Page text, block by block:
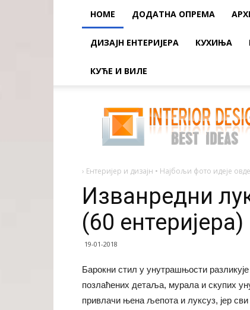
HOME ДОДАТНА ОПРЕМА
ДИЗАЈН ЕНТЕРИЈЕРА КУХИЊА
КУЋЕ И ВИЛЕ
луксуз
барокног
стила
(60
ентеријера)
› Ентеријер и дизајн • Најбољи фото идеје
Изванредни
(60 ентеријера)
19-01-2018
Барокни стил у унутрашњости
позлаћених детаља, мурала и скупих
привлачи њена љепота и луксуз, јер